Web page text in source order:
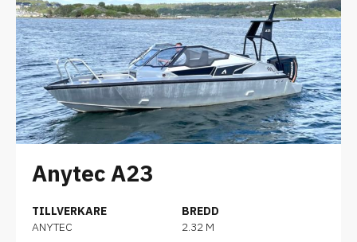
Anytec A23
TILLVERKARE
ANYTEC
BREDD
2.32 M